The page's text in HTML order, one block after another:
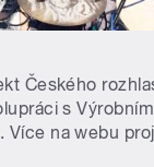
Českého
s
Více na webu